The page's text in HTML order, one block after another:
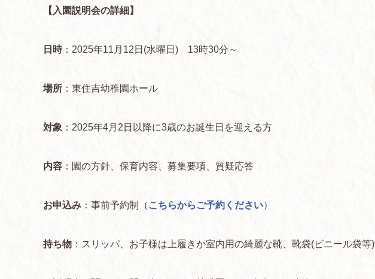
【入園説明会の詳細】
日時：2025年11月12日(水曜日) 13時30分～
場所 ：東住吉幼稚園ホール
対象 ：2025年4月2日以降に3歳のお誕生日を迎える方
内容 ：園の方針、保育内容、募集要項、質疑応答
お申込み ：事前予約制（ こちらからご予約ください）
持ち物 ：スリッパ、お子様は上履きか室内用の綺麗な靴、靴袋(ビニール袋等)